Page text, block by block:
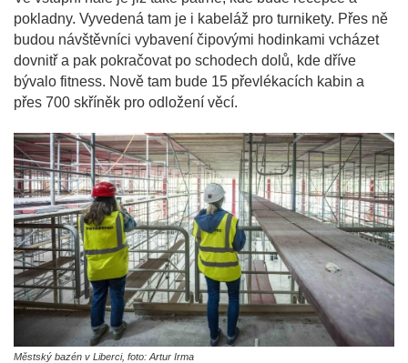
pokladny. Vyvedená tam je i kabeláž pro turnikety. Přes ně
budou návštěvníci vybavení čipovými hodinkami vcházet
dovnitř a pak pokračovat po schodech dolů, kde dříve
bývalo fitness. Nově tam bude 15 převlékacích kabin a
přes 700 skříněk pro odložení věcí.
Městský bazén v Liberci, foto: Artur Irma